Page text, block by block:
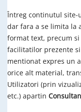
Întreg continutul site-
dar fara a se limita la
format text, precum
facilitatilor prezente
mentionat expres un
orice alt material,
Utilizatori (prin
etc.) apartin